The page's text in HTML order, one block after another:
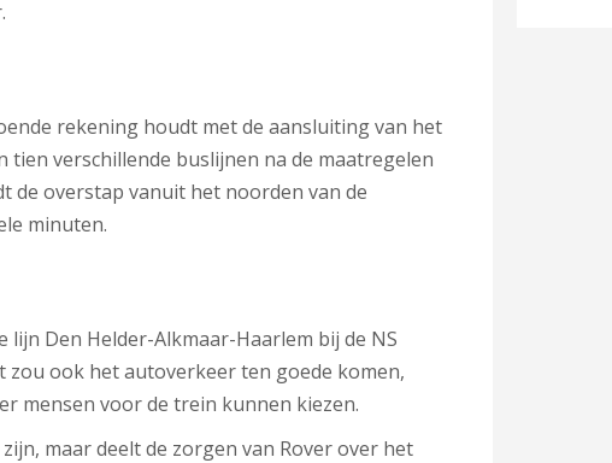
rekening houdt met de aansluiting van het
verschillende buslijnen na de maatregelen
de overstap vanuit het noorden van de
minuten.
lijn Den Helder-Alkmaar-Haarlem bij de NS
ook het autoverkeer ten goede komen,
mensen voor de trein kunnen kiezen.
maar deelt de zorgen van Rover over het